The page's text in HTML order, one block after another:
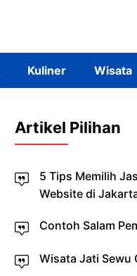
Kuliner Wisata
Artikel Pilihan
5 Tips Memilih
Website di
Contoh Salam
Wisata Jati Sewu